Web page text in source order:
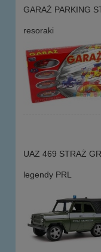
GARAŻ PARKING
resoraki
UAZ 469 STRAŻ
legendy PRL